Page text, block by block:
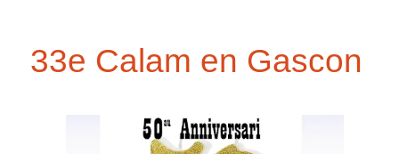
33e Calam en Gascon